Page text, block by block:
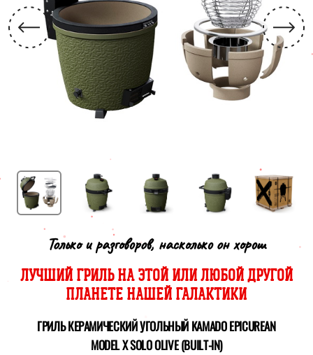
Только и разговоров, насколько он хорош
ЛУЧШИЙ ГРИЛЬ НА ЭТОЙ ИЛИ ЛЮБОЙ ДРУГОЙ
ПЛАНЕТЕ НАШЕЙ ГАЛАКТИКИ
ГРИЛЬ КЕРАМИЧЕСКИЙ УГОЛЬНЫЙ KAMADO EPICUREAN
MODEL X SOLO OLIVE (BUILT-IN)